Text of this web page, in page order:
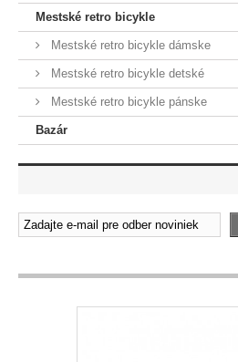
Mestské retro bicykle
Mestské retro bicykle dámske
Mestské retro bicykle detské
Mestské retro bicykle pánske
Bazár